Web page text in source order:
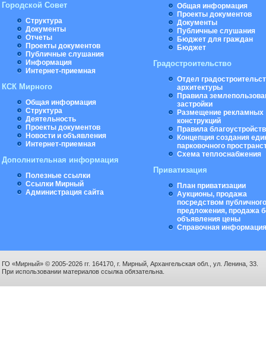
Городской Совет
Структура
Документы
Отчеты
Проекты документов
Публичные слушания
Информация
Интернет-приемная
КСК Мирного
Общая информация
Структура
Деятельность
Проекты документов
Новости и объявления
Интернет-приемная
Дополнительная информация
Полезные ссылки
Ссылки Мирный
Администрация сайта
Общая информация
Проекты документов
Документы
Публичные слушания
Бюджет для граждан
Бюджет
Градостроительство
Отдел
архитектуры
Правила
застройки
Размещение рекламных
конструкций
Правила
Концепция создания
парковочного
Схема теплоснабжения
Приватизация
План приватизации
Аукционы, продажа
посредством публичного
предложения, продажа
объявления цены
Справочная информация
ГО «Мирный» © 2005-2026 гг. 164170, г. Мирный, Архангельская обл., ул. Ленина, 33.
При использовании материалов ссылка обязательна.